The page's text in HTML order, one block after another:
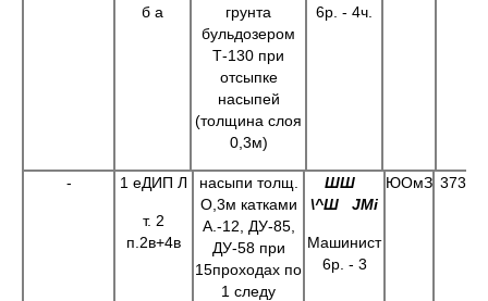
б а
грунта
бульдозером
Т-130 при
отсыпке
насыпей
(толщина слоя
0,3м)
6р. - 4ч.
- 1 еДИП Л
т. 2
п.2в+4в
насыпи толщ.
О,3м катками
А.-12, ДУ-85,
ДУ-58 при
15проходах по
1 следу
ШШ
\^Ш JMi
Машинист
6р. - 3
ЮОмЗ 373.2